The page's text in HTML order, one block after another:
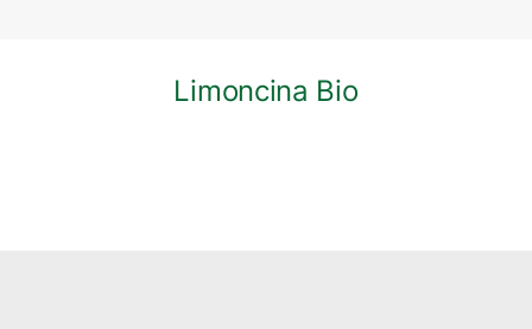
Limoncina Bio